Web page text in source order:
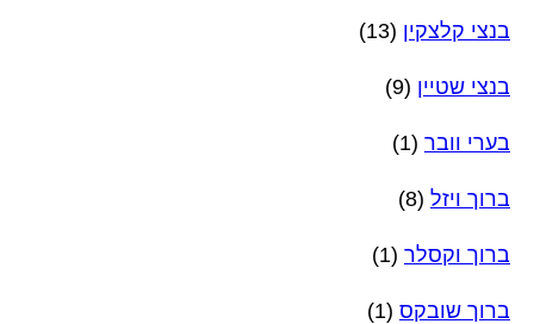
בנצי קלצקין (13)
בנצי שטיין (9)
בערי וובר (1)
ברוך ויזל (8)
ברוך וקסלר (1)
ברוך שובקס (1)